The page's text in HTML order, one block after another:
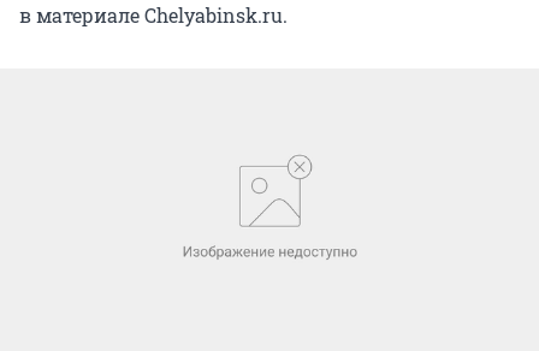
в материале Chelyabinsk.ru.